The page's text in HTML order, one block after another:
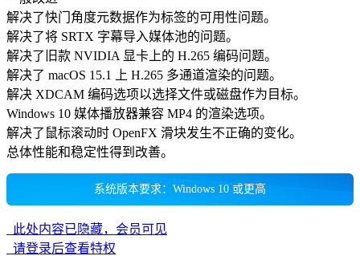
解决了快门角度元数据作为标签的可用性问题。
解决了将 SRTX 字幕导入媒体池的问题。
解决了旧款 NVIDIA 显卡上的 H.265 编码问题。
解决了 macOS 15.1 上 H.265 多通道渲染的问题。
解决 XDCAM 编码选项以选择文件或磁盘作为目标。
Windows 10 媒体播放器兼容 MP4 的渲染选项。
解决了鼠标滚动时 OpenFX 滑块发生不正确的变化。
总体性能和稳定性得到改善。
系统版本要求：Windows 10 或更高
此处内容已隐藏，会员可见
请登录后查看特权